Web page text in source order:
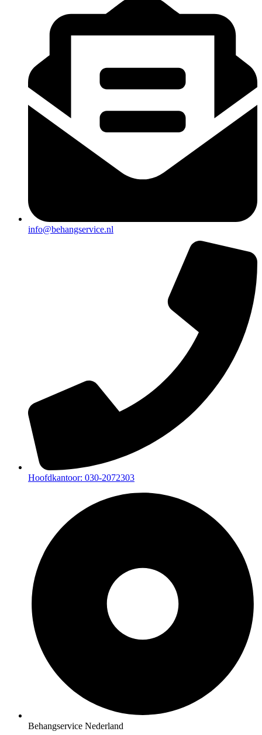
info@behangservice.nl
Hoofdkantoor: 030-2072303
Behangservice Nederland